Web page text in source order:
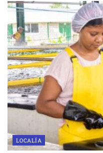
LOCALÍA